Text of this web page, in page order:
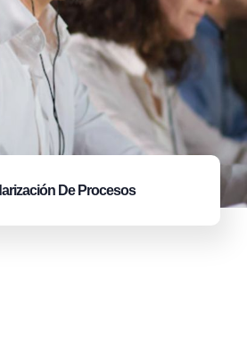
De Procesos